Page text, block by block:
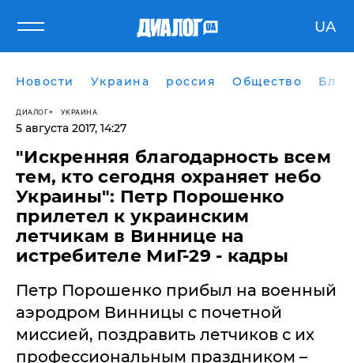
UA
Новости Украина россия Общество
ДИАЛОГ УКРАИНА
5 августа 2017, 14:27
"Искренняя благодарность всем
тем, кто сегодня охраняет небо
Украины": Петр Порошенко
прилетел к украинским
летчикам в Виннице на
истребителе МиГ-29 - кадры
Петр Порошенко прибыл на военный
аэродром Винницы с почетной
миссией, поздравить летчиков с их
профессиональным праздником –